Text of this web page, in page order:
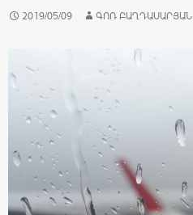
2019/05/09 ԳՈՌ ԲԱՂԴԱՍԱՐՅԱՆ